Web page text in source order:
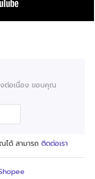
งต่อเนื่อง ขอบคุณ
ได้ สามารถ ติดต่อเรา